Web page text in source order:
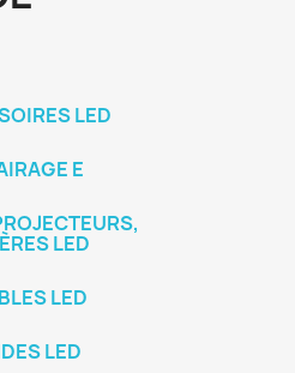
LED
E
LED
LED
LED